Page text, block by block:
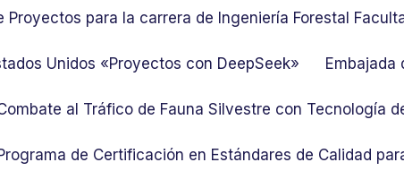
Proyectos para la carrera de Ingeniería Forestal
Unidos «Proyectos con DeepSeek» Embajada
al Tráfico de Fauna Silvestre con Tecnología
de Certificación en Estándares de Calidad